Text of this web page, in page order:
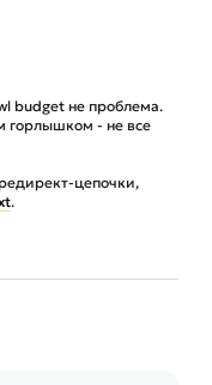
budget не проблема.
горлышком - не все
цепочки,
.